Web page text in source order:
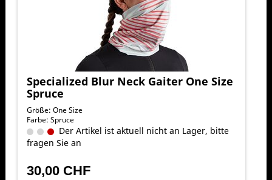
Specialized Blur Neck Gaiter One Size
Spruce
Größe: One Size
Farbe: Spruce
Der Artikel ist aktuell nicht an Lager, bitte
fragen Sie an
30,00 CHF